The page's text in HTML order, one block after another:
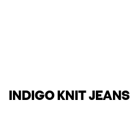
INDIGO KNIT JEANS